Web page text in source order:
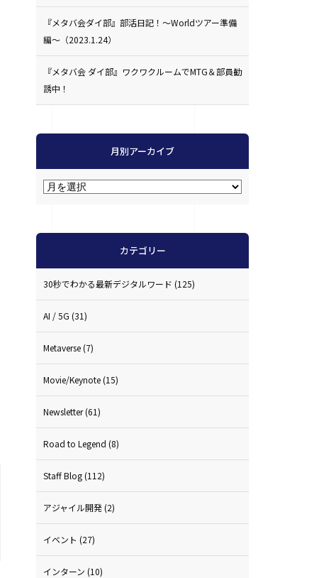
『メタバ会ダイ部』部活日記！〜Worldツアー準備
編〜（2023.1.24）
『メタバ会 ダイ部』ワクワクルームでMTG＆部員勧
誘中！
月別アーカイブ
カテゴリー
30秒でわかる最新デジタルワード (125)
AI / 5G (31)
Metaverse(7)
Movie/Keynote(15)
Newsletter(61)
Road to Legend (8)
Staff Blog(112)
アジャイル開発(2)
イベント (27)
インターン (10)